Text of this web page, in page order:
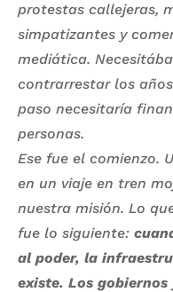
protestas callejeras,
simpatizantes y
mediática.
contrarrestar los
paso necesitaría
personas.
Ese fue el comienzo.
en un viaje en tren
nuestra misión. Lo
fue lo siguiente:
al poder, la
existe. Los